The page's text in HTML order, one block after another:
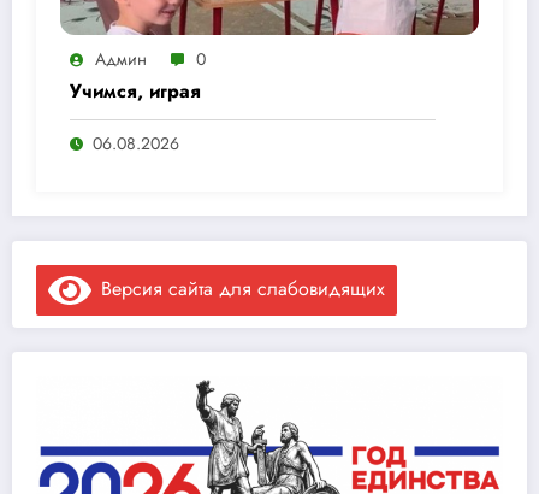
Админ 0
Учимся, играя
06.08.2026
Версия сайта для слабовидящих